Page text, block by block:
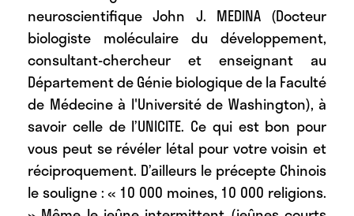
neuroscientifique John J. MEDINA (Docteur
biologiste moléculaire du développement,
consultant-chercheur et enseignant au
Département de Génie biologique de la Faculté
de Médecine à l'Université de Washington), à
savoir celle de l’UNICITE. Ce qui est bon pour
vous peut se révéler létal pour votre voisin et
réciproquement. D’ailleurs le précepte Chinois
le souligne : « 10 000 moines, 10 000 religions.